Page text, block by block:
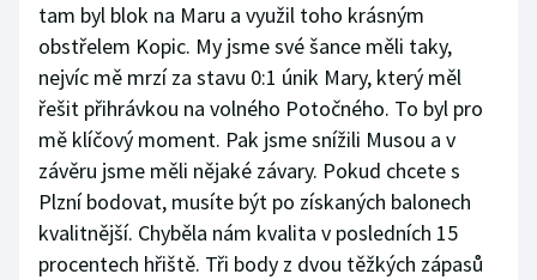
tam byl blok na Maru a využil toho krásným
obstřelem Kopic. My jsme své šance měli taky,
nejvíc mě mrzí za stavu 0:1 únik Mary, který měl
řešit přihrávkou na volného Potočného. To byl pro
mě klíčový moment. Pak jsme snížili Musou a v
závěru jsme měli nějaké závary. Pokud chcete s
Plzní bodovat, musíte být po získaných balonech
kvalitnější. Chyběla nám kvalita v posledních 15
procentech hřiště. Tři body z dvou těžkých zápasů